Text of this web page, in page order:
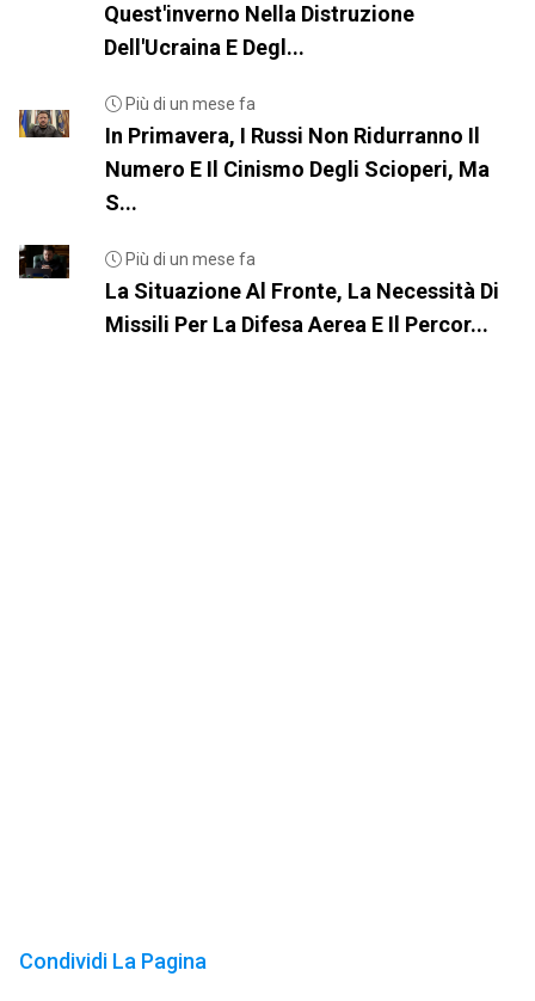
Quest'inverno Nella Distruzione
Dell'Ucraina E Degl...
Più di un mese fa
In Primavera, I Russi Non Ridurranno Il
Numero E Il Cinismo Degli Scioperi, Ma
S...
Più di un mese fa
La Situazione Al Fronte, La Necessità Di
Missili Per La Difesa Aerea E Il Percor...
Condividi La Pagina